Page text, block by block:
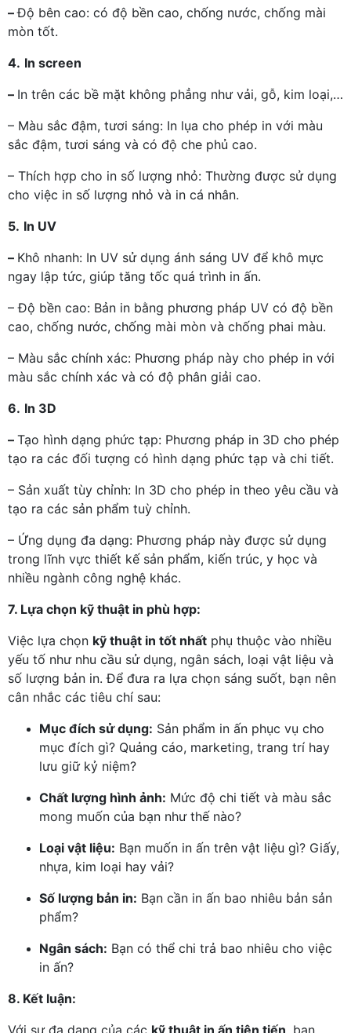
–Độ bên cao: có độ bền cao, chống nước, chống mài
mòn tốt.
4. In screen
– In trên các bề mặt không phẳng như vải, gỗ, kim loại,…
– Màu sắc đậm, tươi sáng: In lụa cho phép in với màu
sắc đậm, tươi sáng và có độ che phủ cao.
– Thích hợp cho in số lượng nhỏ: Thường được sử dụng
cho việc in số lượng nhỏ và in cá nhân.
5. In UV
– Khô nhanh: In UV sử dụng ánh sáng UV để khô mực
ngay lập tức, giúp tăng tốc quá trình in ấn.
– Độ bền cao: Bản in bằng phương pháp UV có độ bền
cao, chống nước, chống mài mòn và chống phai màu.
– Màu sắc chính xác: Phương pháp này cho phép in với
màu sắc chính xác và có độ phân giải cao.
6. In 3D
– Tạo hình dạng phức tạp: Phương pháp in 3D cho phép
tạo ra các đối tượng có hình dạng phức tạp và chi tiết.
– Sản xuất tùy chỉnh: In 3D cho phép in theo yêu cầu và
tạo ra các sản phẩm tuỳ chỉnh.
– Ứng dụng đa dạng: Phương pháp này được sử dụng
trong lĩnh vực thiết kế sản phẩm, kiến trúc, y học và
nhiều ngành công nghệ khác.
7. Lựa chọn kỹ thuật in phù hợp:
Việc lựa chọn kỹ thuật in tốt nhất phụ thuộc vào nhiều
yếu tố như nhu cầu sử dụng, ngân sách, loại vật liệu và
số lượng bản in. Để đưa ra lựa chọn sáng suốt, bạn nên
cân nhắc các tiêu chí sau:
Mục đích sử dụng: Sản phẩm in ấn phục vụ cho
mục đích gì? Quảng cáo, marketing, trang trí hay
lưu giữ kỷ niệm?
Chất lượng hình ảnh: Mức độ chi tiết và màu sắc
mong muốn của bạn như thế nào?
Loại vật liệu: Bạn muốn in ấn trên vật liệu gì? Giấy,
nhựa, kim loại hay vải?
Số lượng bản in: Bạn cần in ấn bao nhiêu bản sản
phẩm?
Ngân sách: Bạn có thể chi trả bao nhiêu cho việc
in ấn?
8. Kết luận:
Với sự đa dạng của các kỹ thuật in ấn tiên tiến , bạn